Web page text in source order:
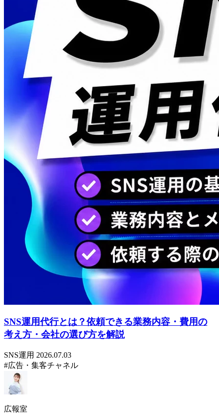
SNS運用代行とは？依頼できる業務内容・費用の
考え方・会社の選び方を解説
SNS運用 2026.07.03
#広告・集客チャネル
広報室